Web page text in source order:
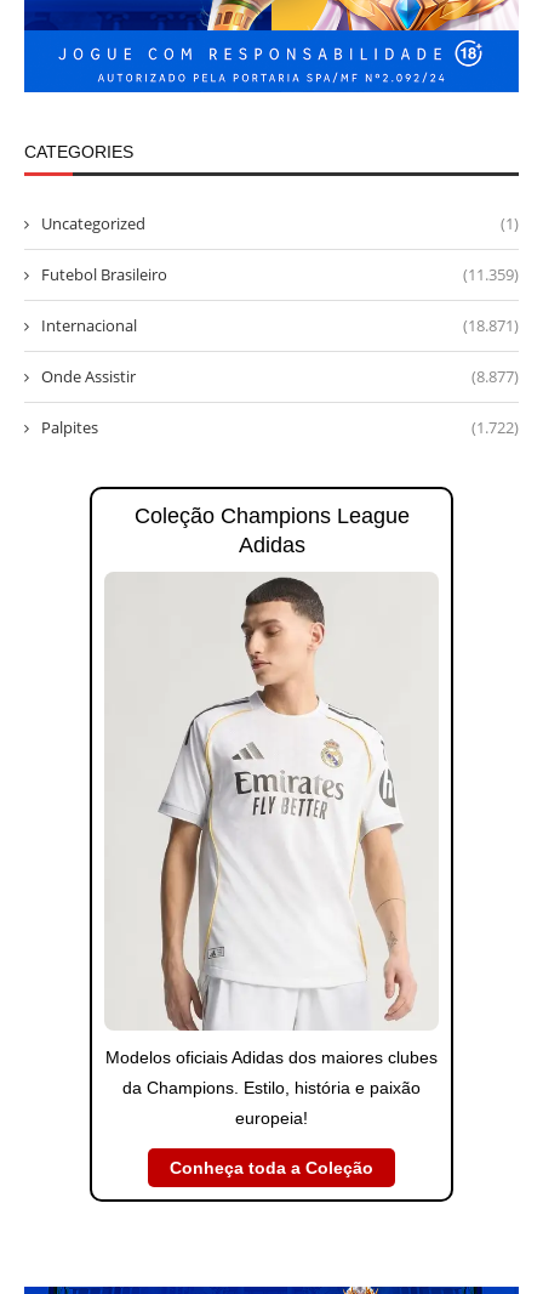
CATEGORIES
Uncategorized (1)
Futebol Brasileiro (11.359)
Internacional (18.871)
Onde Assistir (8.877)
Palpites (1.722)
Coleção Champions League
Adidas
Modelos oficiais Adidas dos maiores clubes
da Champions. Estilo, história e paixão
europeia!
Conheça toda a Coleção